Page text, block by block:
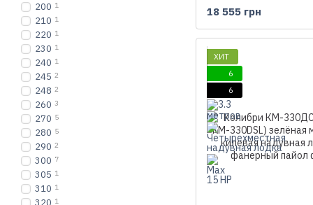
18 555 грн
ХИТ
6
6
200 1
210 1
220 1
230 1
240 1
245 2
248 2
260 3
270 5
280 5
290 2
300 7
305 1
310 1
320 1